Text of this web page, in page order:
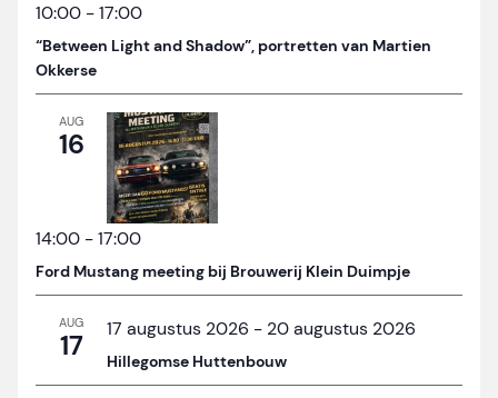
10:00 -17:00
“Between Light and Shadow”, portretten van Martien
Okkerse
AUG
16
14:00 -17:00
Ford Mustang meeting bij Brouwerij Klein Duimpje
AUG
17 17 augustus 2026 - 20 augustus 2026
Hillegomse Huttenbouw